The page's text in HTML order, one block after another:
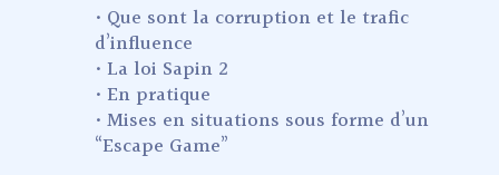
• Que sont la corruption et le trafic
d’influence
• La loi Sapin 2
• En pratique
• Mises en situations sous forme d’un
“Escape Game”